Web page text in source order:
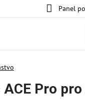
Panel
Pro pro